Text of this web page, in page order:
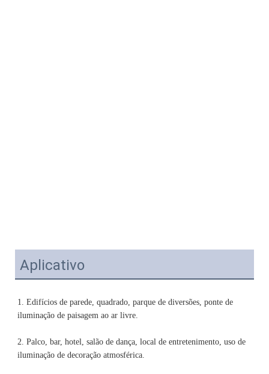
Aplicativo
1. Edifícios de parede, quadrado, parque de diversões, ponte de
2. Palco, bar, hotel, salão de dança, local de entretenimento, uso de